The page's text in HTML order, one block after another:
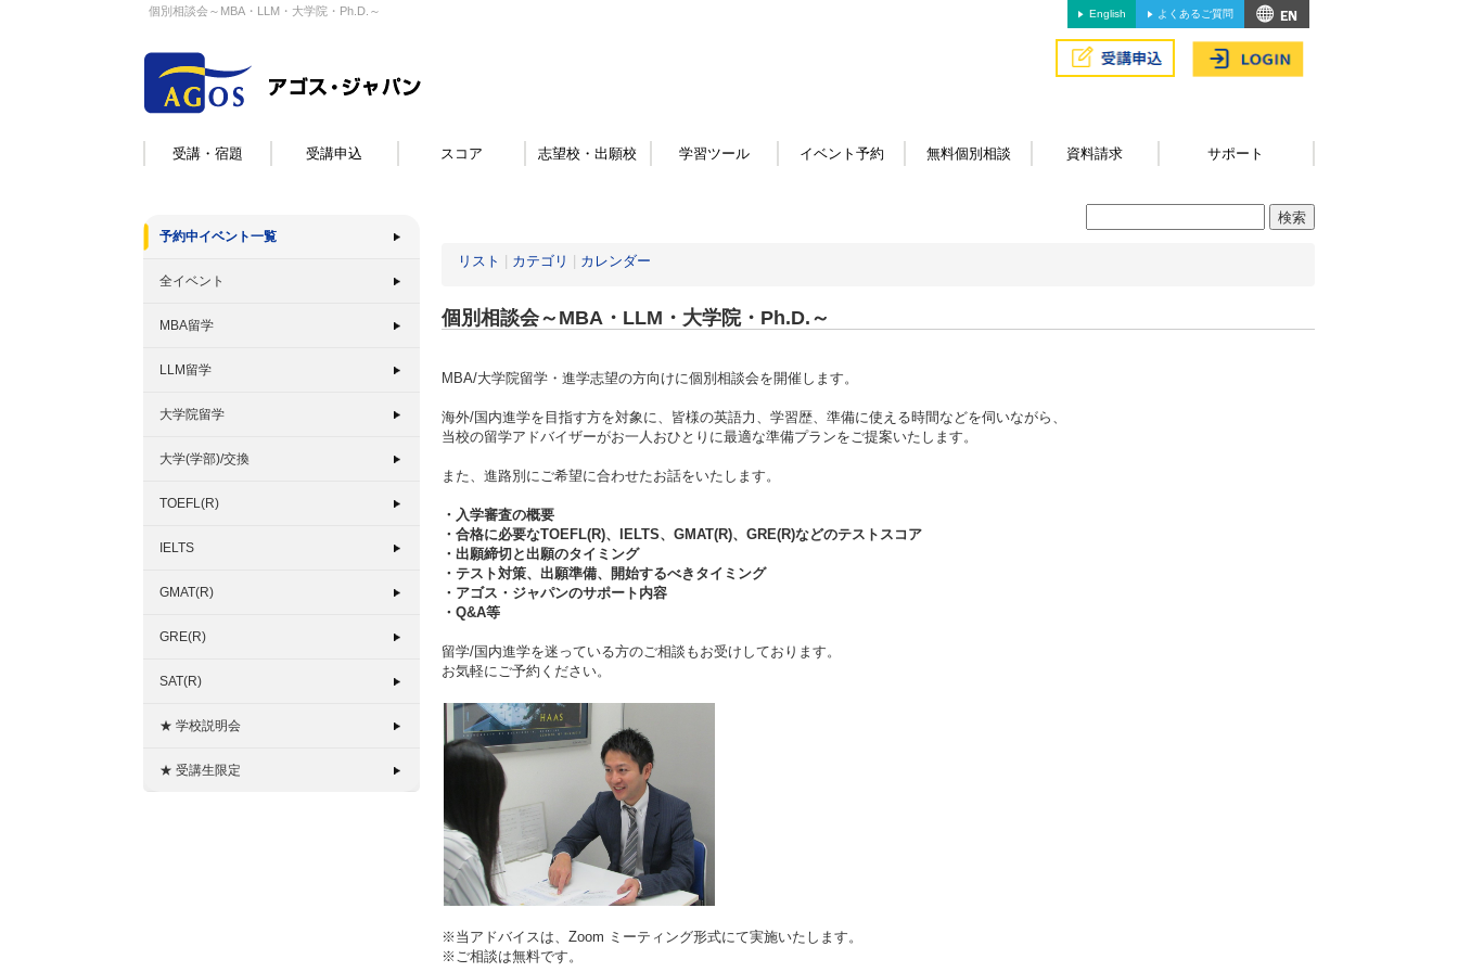
個別相談会～MBA・LLM・大学院・Ph.D.～ English よくあるご質問
受講・宿題 受講申込 スコア 志望校・出願校 学習ツール イベント予約 無料個別相談 資料請求 サポート
予約中イベント一覧
全イベント
MBA留学
LLM留学
大学院留学
大学(学部)/交換
TOEFL(R)
IELTS
GMAT(R)
GRE(R)
SAT(R)
★ 学校説明会
★ 受講生限定
リスト カテゴリ カレンダー
個別相談会～MBA・LLM・大学院・Ph.D.～
MBA/大学院留学・進学志望の方向けに個別相談会を開催します。
海外/国内進学を目指す方を対象に、皆様の英語力、学習歴、準備に使える時間などを伺いながら、
当校の留学アドバイザーがお一人おひとりに最適な準備プランをご提案いたします。
また、進路別にご希望に合わせたお話をいたします。
・入学審査の概要
・合格に必要なTOEFL(R)、IELTS、GMAT(R)、GRE(R)などのテストスコア
・出願締切と出願のタイミング
・テスト対策、出願準備、開始するべきタイミング
・アゴス・ジャパンのサポート内容
・Q&A等
留学/国内進学を迷っている方のご相談もお受けしております。
お気軽にご予約ください。
※当アドバイスは、Zoom ミーティング形式にて実施いたします。
※ご相談は無料です。